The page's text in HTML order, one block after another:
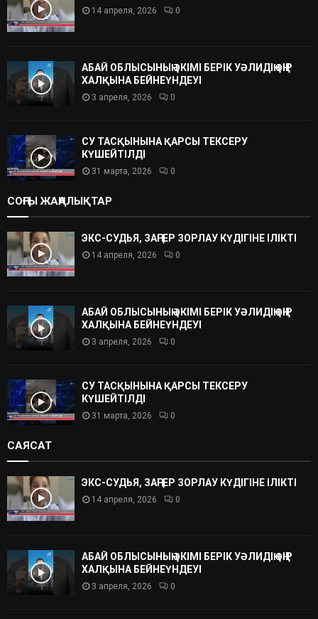
14 апреля, 2026 0
АБАЙ ОБЛЫСЫНЫҢ ӘКІМІ БЕРІК УӘЛИДІҢ ӨҢІР
ХАЛҚЫНА БЕЙНЕҮНДЕУІ
3 апреля, 2026 0
СУ ТАСҚЫНЫНА ҚАРСЫ ТЕКСЕРУ
КҮШЕЙТІЛДІ
31 марта, 2026 0
СОҢҒЫ ЖАҢАЛЫҚТАР
ЭКС-СУДЬЯ, ЗАҢГЕР ЗОРЛАУ КҮДІГІНЕ ІЛІКТІ
14 апреля, 2026 0
АБАЙ ОБЛЫСЫНЫҢ ӘКІМІ БЕРІК УӘЛИДІҢ ӨҢІР
ХАЛҚЫНА БЕЙНЕҮНДЕУІ
3 апреля, 2026 0
СУ ТАСҚЫНЫНА ҚАРСЫ ТЕКСЕРУ
КҮШЕЙТІЛДІ
31 марта, 2026 0
САЯСАТ
ЭКС-СУДЬЯ, ЗАҢГЕР ЗОРЛАУ КҮДІГІНЕ ІЛІКТІ
14 апреля, 2026 0
АБАЙ ОБЛЫСЫНЫҢ ӘКІМІ БЕРІК УӘЛИДІҢ ӨҢІР
ХАЛҚЫНА БЕЙНЕҮНДЕУІ
3 апреля, 2026 0